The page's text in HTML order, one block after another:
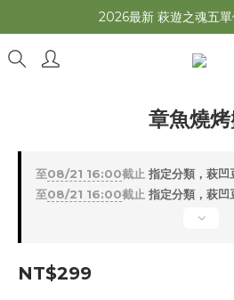
2026最新 萩遊之魂五單
2026最新 萩遊之魂五單
萩夜星空速開帳 夏露速
2026最新 萩遊之魂五單
章魚燒
至08/21 16:00截止 指定分類，萩
至08/21 16:00截止 指定分類，萩
NT$299